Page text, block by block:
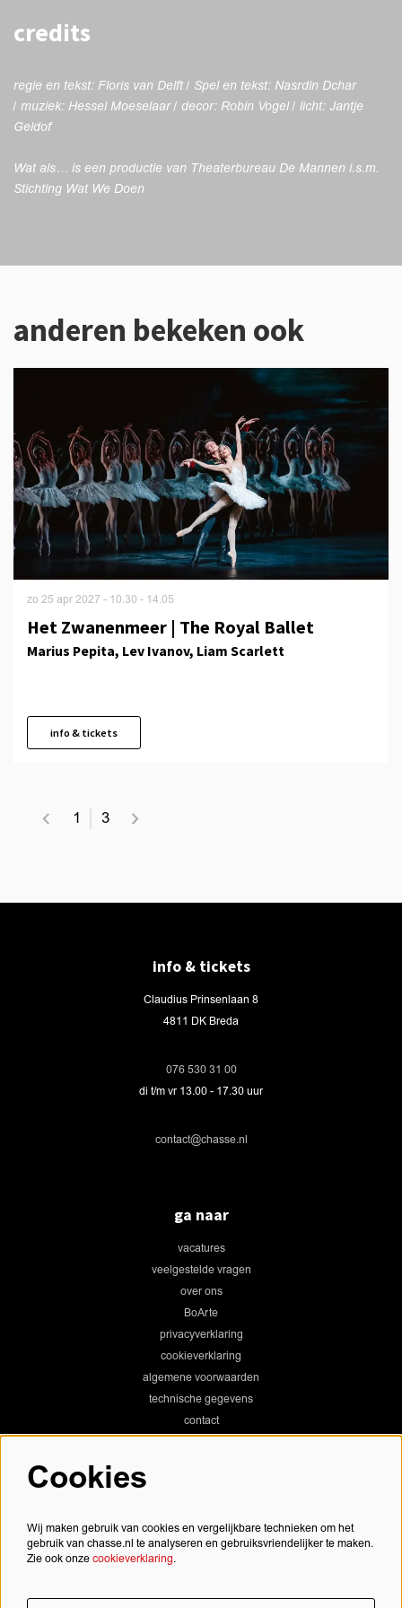
credits
regie en tekst: Floris van Delft / Spel en tekst: Nasrdin Dchar
/ muziek: Hessel Moeselaar / decor: Robin Vogel / licht: Jantje
Geldof
Wat als… is een productie van Theaterbureau De Mannen i.s.m.
Stichting Wat We Doen
anderen bekeken ook
Het Zwanenmeer | The Royal Ballet
Marius Pepita, Lev Ivanov, Liam Scarlett
zo 25 apr 2027 - 10.30 - 14.05
info & tickets
1 3
info & tickets
Claudius Prinsenlaan 8
4811 DK Breda
076 530 31 00
di t/m vr 13.00 - 17.30 uur
contact@chasse.nl
ga naar
vacatures
veelgestelde vragen
over ons
BoArte
privacyverklaring
cookieverklaring
algemene voorwaarden
technische gegevens
contact
Cookies
Wij maken gebruik van cookies en vergelijkbare technieken om het
gebruik van chasse.nl te analyseren en gebruiksvriendelijker te maken.
Zie ook onze cookieverklaring.